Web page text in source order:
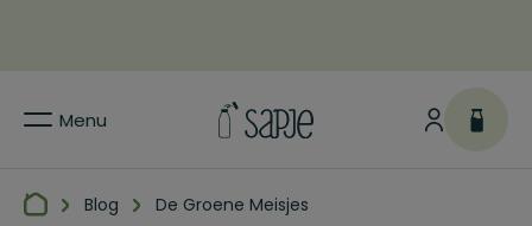
Menu
Blog De Groene Meisjes